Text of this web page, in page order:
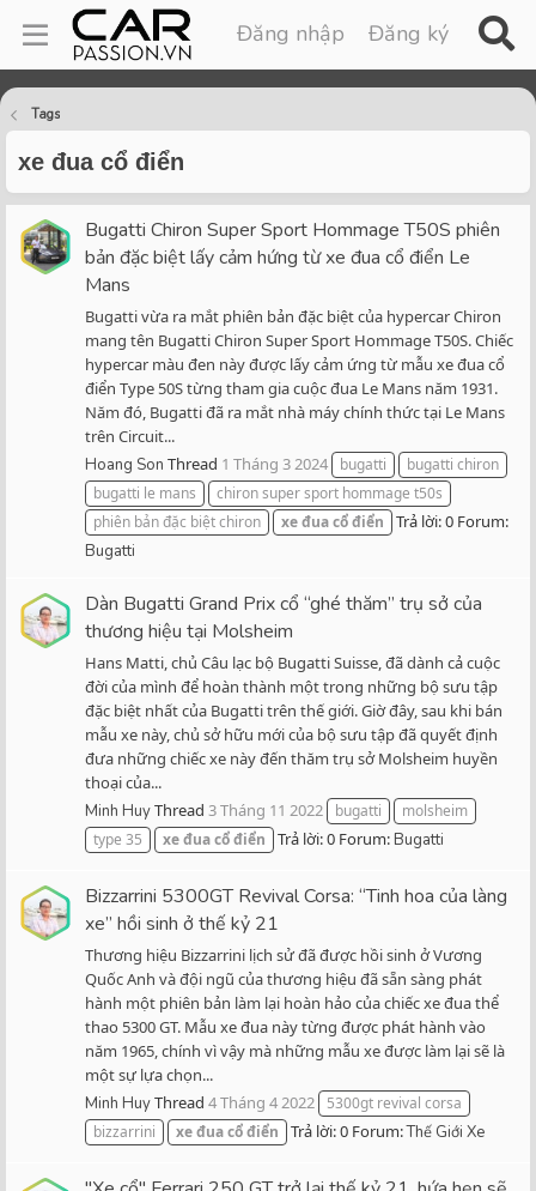
Đăng nhập Đăng ký
Tags
xe đua cổ điển
Bugatti Chiron Super Sport Hommage T50S phiên
bản đặc biệt lấy cảm hứng từ xe đua cổ điển Le
Mans
Bugatti vừa ra mắt phiên bản đặc biệt của hypercar Chiron
mang tên Bugatti Chiron Super Sport Hommage T50S. Chiếc
hypercar màu đen này được lấy cảm ứng từ mẫu xe đua cổ
điển Type 50S từng tham gia cuộc đua Le Mans năm 1931.
Năm đó, Bugatti đã ra mắt nhà máy chính thức tại Le Mans
trên Circuit...
Hoang Son Thread 1 Tháng 3 2024 bugatti
bugatti chiron
bugatti le mans
chiron super sport hommage t50s
phiên bản đặc biệt chiron
xeđuacổđiển Trả lời: 0 Forum:
Bugatti
Dàn Bugatti Grand Prix cổ “ghé thăm” trụ sở của
thương hiệu tại Molsheim
Hans Matti, chủ Câu lạc bộ Bugatti Suisse, đã dành cả cuộc
đời của mình để hoàn thành một trong những bộ sưu tập
đặc biệt nhất của Bugatti trên thế giới. Giờ đây, sau khi bán
mẫu xe này, chủ sở hữu mới của bộ sưu tập đã quyết định
đưa những chiếc xe này đến thăm trụ sở Molsheim huyền
thoại của...
Minh HuyThread 3 Tháng 11 2022 bugatti
molsheim
type 35
xeđuacổđiển Trả lời: 0 Forum:Bugatti
Bizzarrini 5300GT Revival Corsa: “Tinh hoa của làng
xe” hồi sinh ở thế kỷ 21
Thương hiệu Bizzarrini lịch sử đã được hồi sinh ở Vương
Quốc Anh và đội ngũ của thương hiệu đã sẵn sàng phát
hành một phiên bản làm lại hoàn hảo của chiếc xe đua thể
thao 5300 GT. Mẫu xe đua này từng được phát hành vào
năm 1965, chính vì vậy mà những mẫu xe được làm lại sẽ là
một sự lựa chọn...
Minh HuyThread 4 Tháng 4 2022
5300gt revival corsa
bizzarrini
xeđuacổđiển Trả lời: 0 Forum:Thế Giới Xe